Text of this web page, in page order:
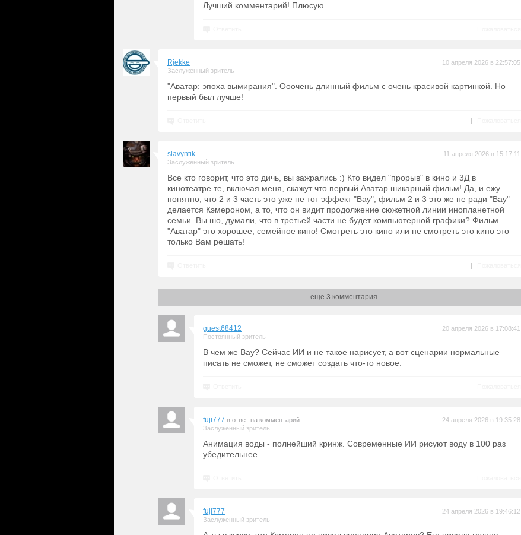
Лучший комментарий! Плюсую.
Rjekke
Заслуженный зритель
10 апреля 2026 в 22:57:05
"Аватар: эпоха вымирания". Ооочень длинный фильм с очень красивой картинкой. Но
первый был лучше!
|
slavyntik
Заслуженный зритель
11 апреля 2026 в 15:17:11
Все кто говорит, что это дичь, вы зажрались :) Кто видел "прорыв" в кино и 3Д в
кинотеатре те, включая меня, скажут что первый Аватар шикарный фильм! Да, и ежу
понятно, что 2 и 3 часть это уже не тот эффект "Вау", фильм 2 и 3 это же не ради "Вау"
делается Кэмероном, а то, что он видит продолжение сюжетной линии инопланетной
семьи. Вы шо, думали, что в третьей части не будет компьютерной графики? Фильм
"Аватар" это хорошее, семейное кино! Смотреть это кино или не смотреть это кино это
только Вам решать!
|
еще 3 комментария
guest68412
Постоянный зритель
20 апреля 2026 в 17:08:41
В чем же Вау? Сейчас ИИ и не такое нарисует, а вот сценарии нормальные
писать не сможет, не сможет создать что-то новое.
fuji777 в ответ на комментарий
Заслуженный зритель
24 апреля 2026 в 19:35:28
Анимация воды - полнейший кринж. Современные ИИ рисуют воду в 100 раз
убедительнее.
fuji777
Заслуженный зритель
24 апреля 2026 в 19:46:12